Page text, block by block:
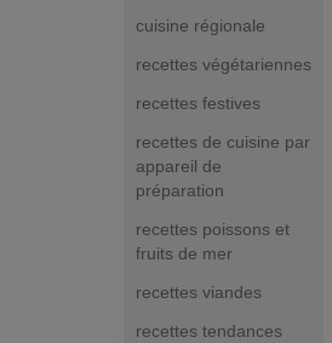
cuisine régionale
recettes végétariennes
recettes festives
recettes de cuisine par
appareil de
préparation
recettes poissons et
fruits de mer
recettes viandes
recettes tendances